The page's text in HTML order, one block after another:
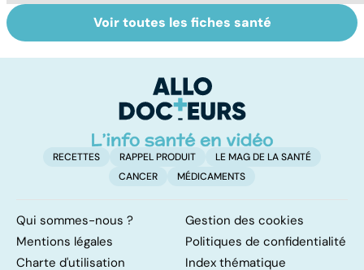
Grand froid : nos
conseils
Nécrose : quand
les tissus
Voir toutes les fiches santé
RECETTES RAPPEL PRODUIT
LE MAG DE LA SANTÉ
CANCER
MÉDICAMENTS
Qui sommes-nous ?
Gestion des cookies
Mentions légales
Politiques de confidentialité
Charte d'utilisation
Index thématique